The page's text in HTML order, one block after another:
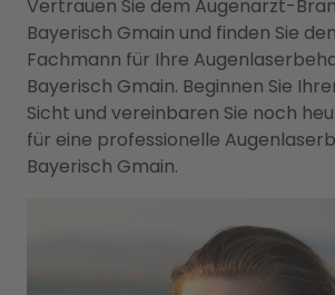
Vertrauen Sie dem Augenarzt-
Bayerisch Gmain und finden Sie
Fachmann für Ihre
Bayerisch Gmain. Beginnen Sie
Sicht und vereinbaren Sie noch
für eine professionelle
Bayerisch Gmain.